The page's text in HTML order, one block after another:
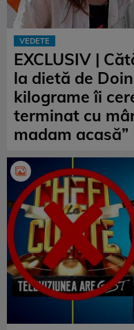
VEDETE
EXCLUSIV |
la dietă de
kilograme îi
terminat cu
madam acasă”